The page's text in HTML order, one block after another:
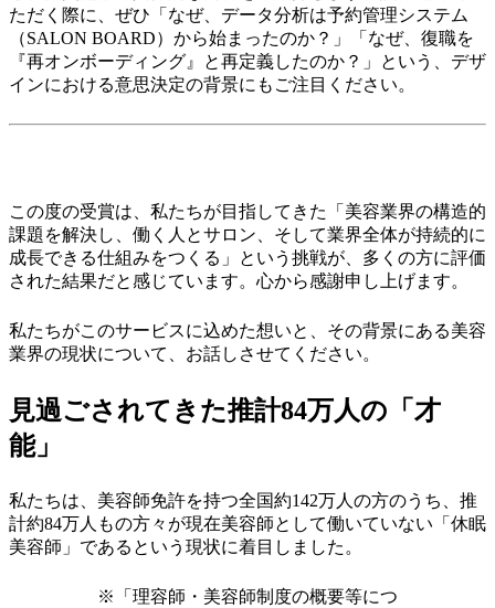
ただく際に、ぜひ「なぜ、データ分析は予約管理システム
（SALON BOARD）から始まったのか？」「なぜ、復職を
『再オンボーディング』と再定義したのか？」という、デザ
インにおける意思決定の背景にもご注目ください。
この度の受賞は、私たちが目指してきた「美容業界の構造的
課題を解決し、働く人とサロン、そして業界全体が持続的に
成長できる仕組みをつくる」という挑戦が、多くの方に評価
された結果だと感じています。心から感謝申し上げます。
私たちがこのサービスに込めた想いと、その背景にある美容
業界の現状について、お話しさせてください。
見過ごされてきた推計84万人の「才
能」
私たちは、美容師免許を持つ全国約142万人の方のうち、推
計約84万人もの方々が現在美容師として働いていない「休眠
美容師」であるという現状に着目しました。
※「理容師・美容師制度の概要等につ